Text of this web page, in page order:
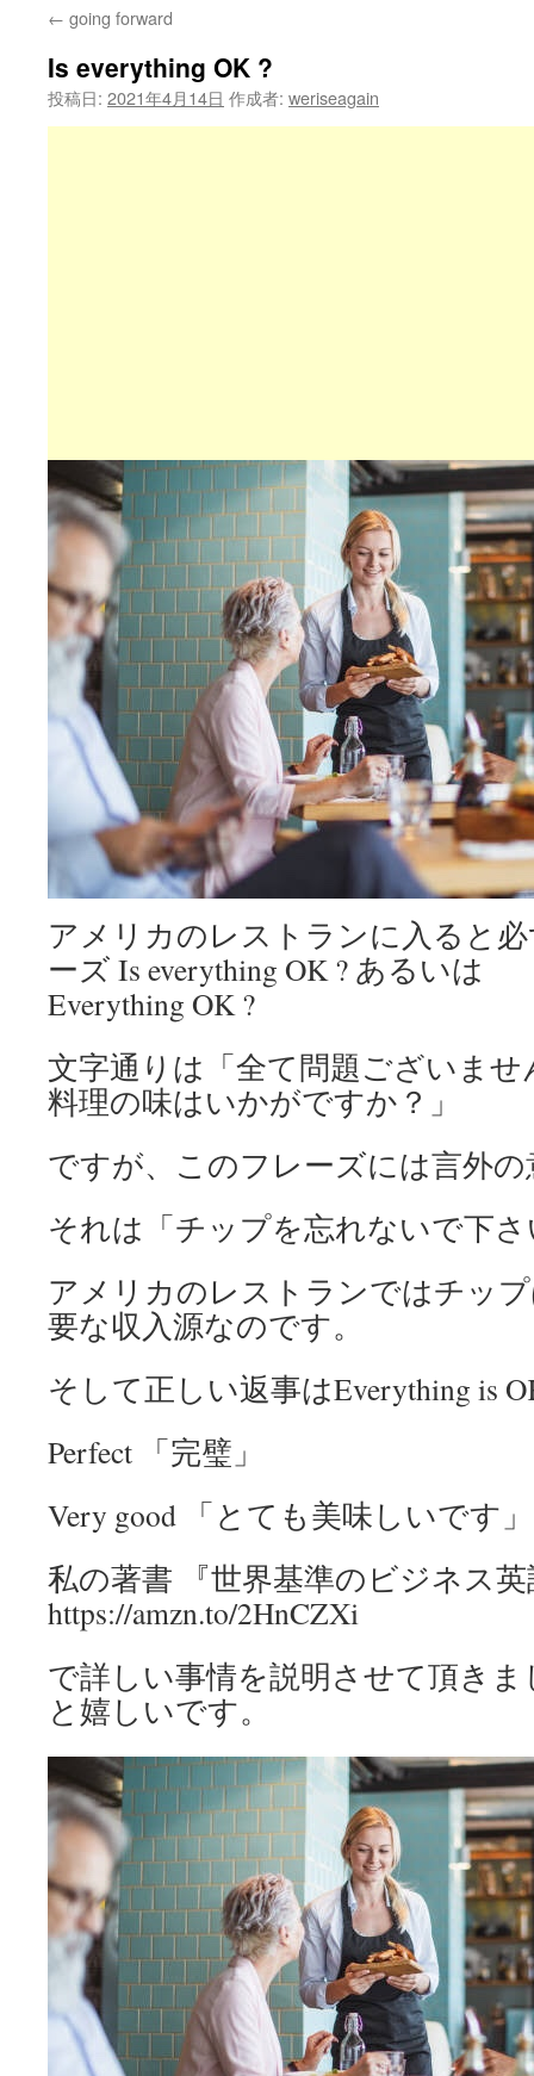
← going forward
Is everything OK ?
投稿日: 2021年4月14日 作成者: weriseagain
アメリカのレストランに入ると
ーズ Is everything OK ? あるいは
Everything OK ?
文字通りは「全て問題ございませ
料理の味はいかがですか？」
ですが、このフレーズには言外
それは「チップを忘れないで下
アメリカのレストランではチッ
要な収入源なのです。
そして正しい返事はEverything is
Perfect 「完璧」
Very good 「とても美味しいです」
私の著書 『世界基準のビジネス
https://amzn.to/2HnCZXi
で詳しい事情を説明させて頂き
と嬉しいです。